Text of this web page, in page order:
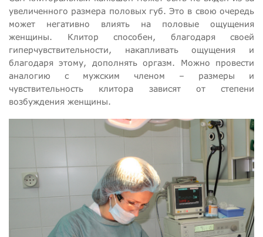
увеличенного размера половых губ. Это в свою очередь
может негативно влиять на половые ощущения
женщины. Клитор способен, благодаря своей
гиперчувствительности, накапливать ощущения и
благодаря этому, дополнять оргазм. Можно провести
аналогию с мужским членом – размеры и
чувствительность клитора зависят от степени
возбуждения женщины.